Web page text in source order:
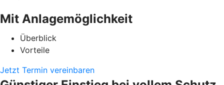
Mit Anlagemöglichkeit
Überblick
Vorteile
Jetzt Termin vereinbaren